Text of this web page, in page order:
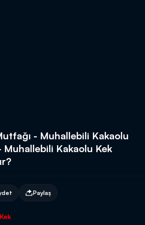
- Muhallebili Kakaolu
Muhallebili Kakaolu Kek
Paylaş